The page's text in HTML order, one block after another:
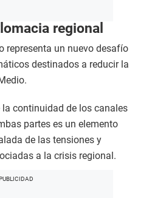
regional
representa un nuevo desafío
destinados a reducir la
continuidad de los canales
partes es un elemento
de las tensiones y
a la crisis regional.